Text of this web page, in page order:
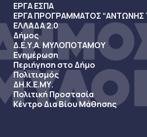
ΕΡΓΑ ΕΣΠΑ
ΕΡΓΑ ΠΡΟΓΡΑΜΜΑΤΟΣ “ΑΝΤΩΝΗΣ
ΕΛΛΑΔΑ 2.0
Δήμος
Δ.Ε.Υ.Α. ΜΥΛΟΠΟΤΑΜΟΥ
Ενημέρωση
Περιήγηση στο Δήμο
Πολιτισμός
ΔΗ.Κ.Ε.ΜΥ.
Πολιτική Προστασία
Κέντρο Δια Βίου Μάθησης